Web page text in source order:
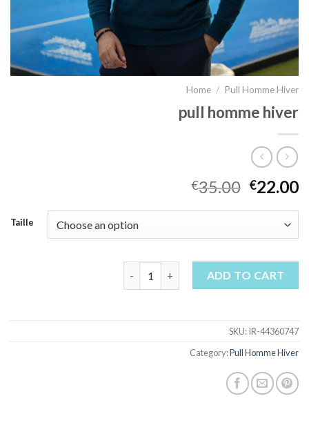
Home / Pull Homme Hiver
pull homme hiver
€35.00 €22.00
Taille
pull homme hiver quantity
ADD TO CART
SKU:IR-44360747
Category:Pull Homme Hiver